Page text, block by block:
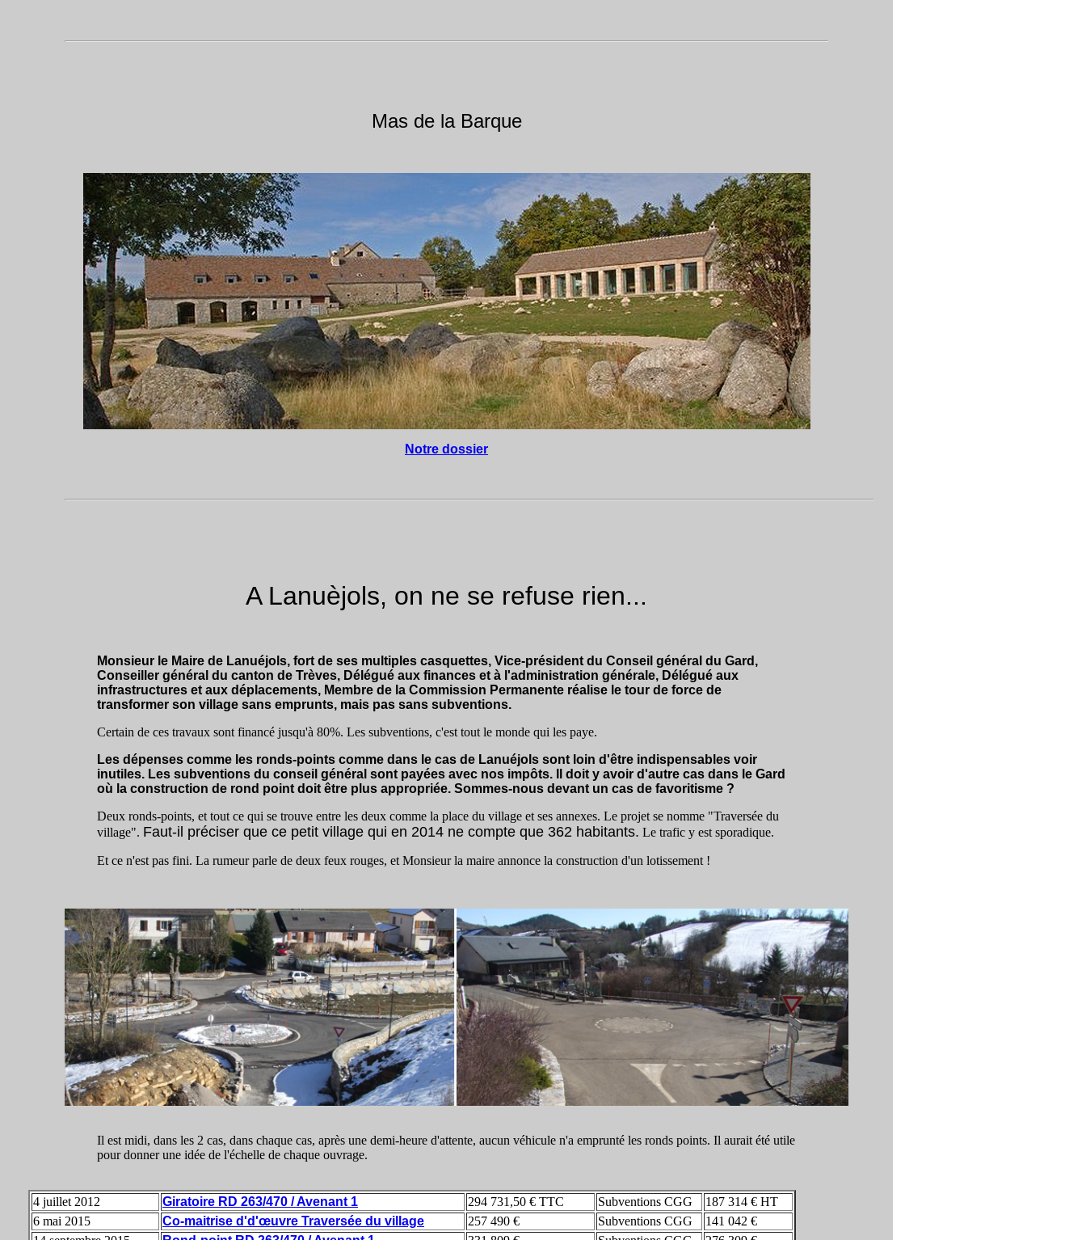
Mas de la Barque
Notre dossier
A Lanuèjols, on ne se refuse rien...
Monsieur le Maire de Lanuéjols, fort de ses multiples casquettes, Vice-président du Conseil général du Gard,
Conseiller général du canton de Trèves, Délégué aux finances et à l'administration générale, Délégué aux
infrastructures et aux déplacements, Membre de la Commission Permanente réalise le tour de force de
transformer son village sans emprunts, mais pas sans subventions.
Certain de ces travaux sont financé jusqu'à 80%. Les subventions, c'est tout le monde qui les paye.
Les dépenses comme les ronds-points comme dans le cas de Lanuéjols sont loin d'être indispensables voir
inutiles. Les subventions du conseil général sont payées avec nos impôts. Il doit y avoir d'autre cas dans le Gard
où la construction de rond point doit être plus appropriée. Sommes-nous devant un cas de favoritisme ?
Deux ronds-points, et tout ce qui se trouve entre les deux comme la place du village et ses annexes. Le projet se nomme "Traversée du
village". Faut-il préciser que ce petit village qui en 2014 ne compte que 362 habitants. Le trafic y est sporadique.
Et ce n'est pas fini. La rumeur parle de deux feux rouges, et Monsieur la maire annonce la construction d'un lotissement !
Il est midi, dans les 2 cas, dans chaque cas, après une demi-heure d'attente, aucun véhicule n'a emprunté les ronds points. Il aurait été utile
pour donner une idée de l'échelle de chaque ouvrage.
4 juillet 2012 Giratoire RD 263/470 / Avenant 1 294 731,50 € TTC Subventions CGG
187 314 € HT
6 mai 2015
Co-maitrise d'd'œuvre Traversée du village 257 490 € Subventions CGG
141 042 €